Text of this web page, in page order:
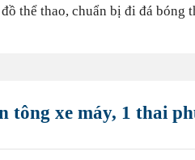
thể thao, chuẩn bị đi đá bóng
tông xe máy, 1 thai